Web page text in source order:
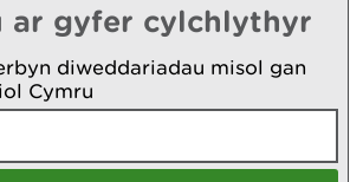
ar gyfer cylchlythyr
diweddariadau misol gan
Cymru